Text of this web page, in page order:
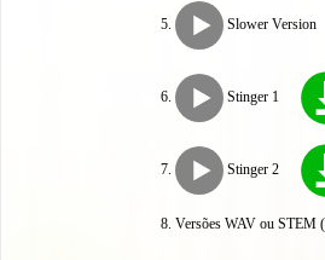
Slower Version
Stinger 1
Stinger 2
Versões WAV ou STEM